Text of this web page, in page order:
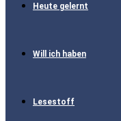
Heute gelernt
Will ich haben
Lesestoff